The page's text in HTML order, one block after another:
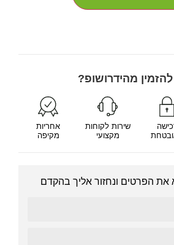
מהידרושופ?
שירות לקוחות
מקצועי
אחריות
מקיפה
את הפרטים ונחזור אליך בהקדם